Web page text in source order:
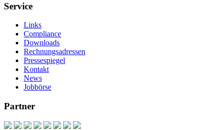
Service
Links
Compliance
Downloads
Rechnungsadressen
Pressespiegel
Kontakt
News
Jobbörse
Partner